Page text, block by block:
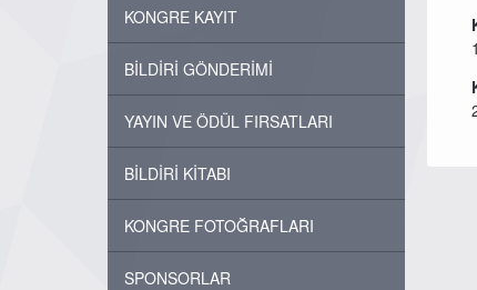
KONGRE KAYIT
BİLDİRİ GÖNDERİMİ
YAYIN VE ÖDÜL FIRSATLARI
BİLDİRİ KİTABI
KONGRE FOTOĞRAFLARI
SPONSORLAR